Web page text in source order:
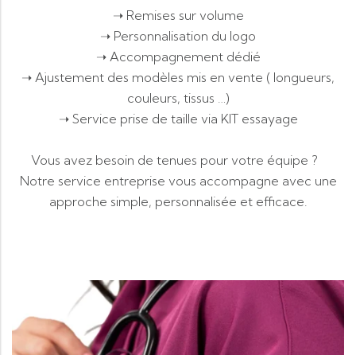
➝ Remises sur volume
➝ Personnalisation du logo
➝ Accompagnement dédié
➝ Ajustement des modèles mis en vente ( longueurs,
couleurs, tissus …)
➝ Service prise de taille via KIT essayage
Vous avez besoin de tenues pour votre équipe ?
Notre service entreprise vous accompagne avec une
approche simple, personnalisée et efficace.